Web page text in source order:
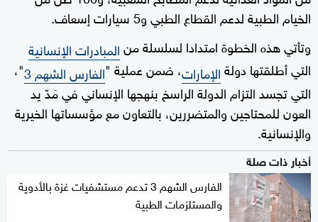
الخيام الطبية لدعم القطاع الطبي و5 سيارات إسعاف.
وتأتي هذه الخطوة امتدادا لسلسلة منالمبادرات الإنسانية
التي أطلقتها دولةالإمارات، ضمن عملية "الفارس الشهم 3 "،
التي تجسد التزام الدولة الراسخ بنهجها الإنساني في مَدّ يد
العون للمحتاجين والمتضررين، بالتعاون مع مؤسساتها الخيرية
والإنسانية.
أخبار ذات صلة
الفارس الشهم 3 تدعم مستشفيات غزة بالأدوية
والمستلزمات الطبية